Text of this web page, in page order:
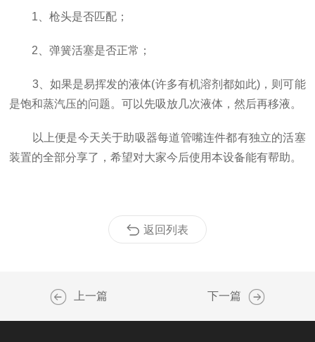
1、枪头是否匹配；
2、弹簧活塞是否正常；
3、如果是易挥发的液体(许多有机溶剂都如此)，则可能
是饱和蒸汽压的问题。可以先吸放几次液体，然后再移液。
以上便是今天关于助吸器每道管嘴连件都有独立的活塞
装置的全部分享了，希望对大家今后使用本设备能有帮助。
返回列表
上一篇 下一篇